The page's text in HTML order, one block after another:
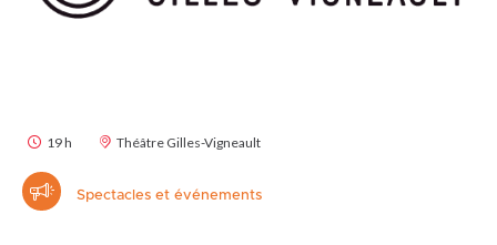
19 h Théâtre Gilles-Vigneault
Spectacles et événements